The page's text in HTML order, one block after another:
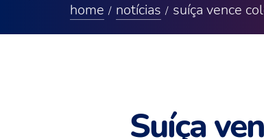
home notícias suíça vence
Suíça